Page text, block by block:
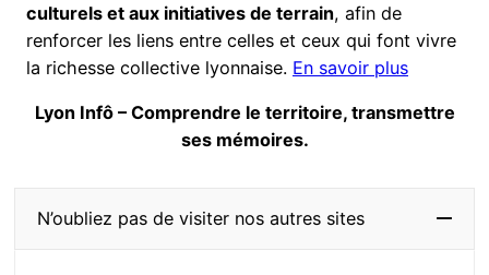
culturels et aux initiatives de terrain, afin de
renforcer les liens entre celles et ceux qui font vivre
la richesse collective lyonnaise. En savoir plus
Lyon Infô – Comprendre le territoire, transmettre
ses mémoires.
N’oubliez pas de visiter nos autres sites